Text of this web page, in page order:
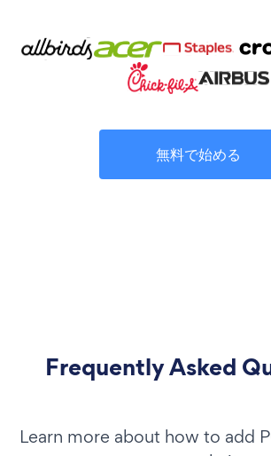
無料で始める
Frequently Asked
Learn more about how to add